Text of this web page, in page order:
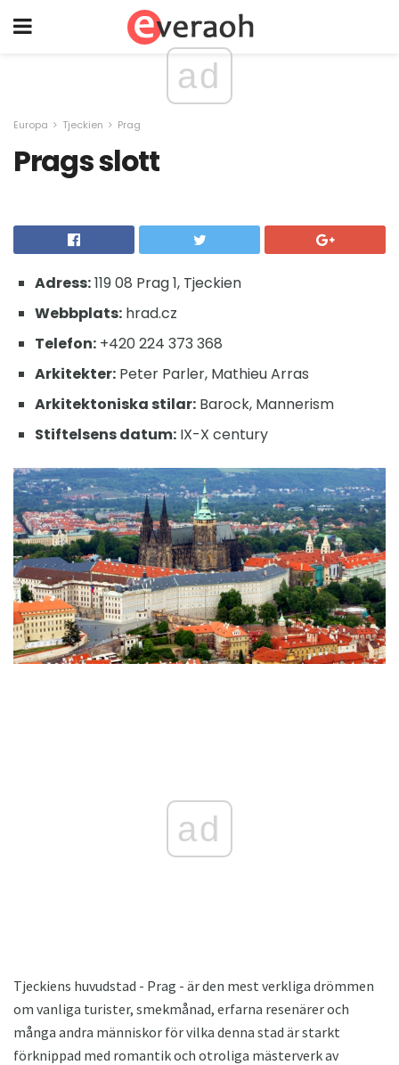
ad
Europa Tjeckien Prag
Prags slott
Adress:119 08 Prag 1, Tjeckien
Webbplats: hrad.cz
Telefon: +420 224 373 368
Arkitekter: Peter Parler, Mathieu Arras
Arkitektoniska stilar: Barock, Mannerism
Stiftelsens datum: IX-X century
ad
Tjeckiens huvudstad - Prag - är den mest verkliga drömmen
om vanliga turister, smekmånad, erfarna resenärer och
många andra människor för vilka denna stad är starkt
förknippad med romantik och otroliga mästerverk av